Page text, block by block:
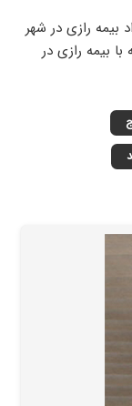
بیمه رازی در شهر
بیمه رازی در